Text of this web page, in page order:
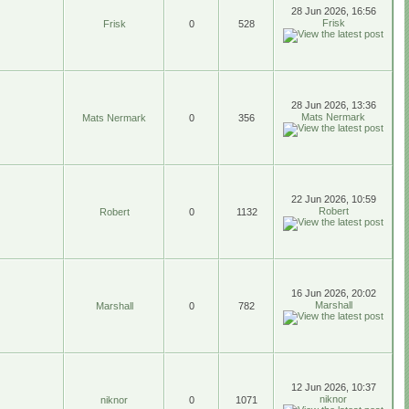
Frisk 0 528
28 Jun 2026, 16:56
Frisk
Mats Nermark 0 356
28 Jun 2026, 13:36
Mats Nermark
Robert 0 1132
22 Jun 2026, 10:59
Robert
Marshall 0 782
16 Jun 2026, 20:02
Marshall
niknor 0 1071
12 Jun 2026, 10:37
niknor